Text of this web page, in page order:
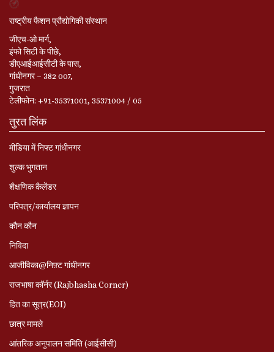
राष्ट्रीय फैशन प्रौद्योगिकी संस्थान
जीएच-ओ मार्ग,
इंफो सिटी के पीछे,
डीएआईआईसीटी के पास,
गांधीनगर – 382 007,
गुजरात
टेलीफोन: +91-35371001, 35371004 / 05
तुरत लिंक
मीडिया में निफ्ट गांधीनगर
शुल्क भुगतान
शैक्षणिक कैलेंडर
परिपत्र/कार्यालय ज्ञापन
कौन कौन
निविदा
आजीविका@निफ़्ट गांधीनगर
राजभाषा कॉर्नर (Rajbhasha Corner)
हित का सूत्र(EOI)
छात्र मामले
आंतरिक अनुपालन समिति (आईसीसी)